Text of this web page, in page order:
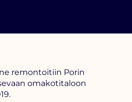
remontoitiin Porin
omakotitaloon